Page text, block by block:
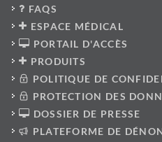
FAQS
ESPACE MÉDICAL
PORTAIL D'ACCÈS
PRODUITS
POLITIQUE DE
PROTECTION DES
DOSSIER DE PRESSE
PLATEFORME DE